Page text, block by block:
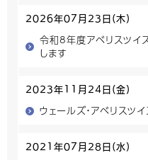
2026年07月23日(木)
令和8年度アベリスツイ
します
2023年11月24日(金)
ウェールズ・アベリスツ
2021年07月28日(水)